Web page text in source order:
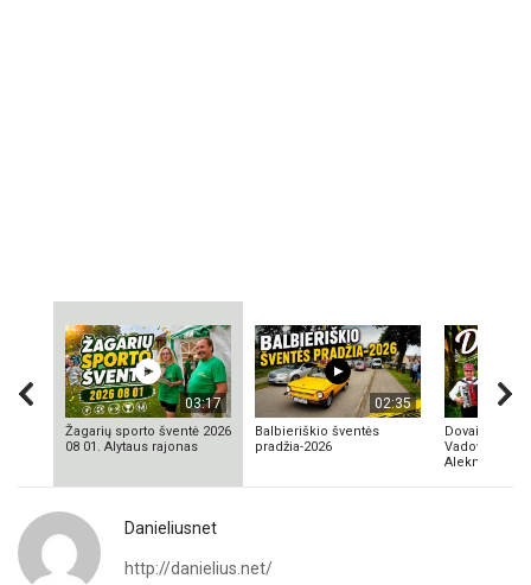
03:17
Žagarių sporto šventė 2026
08 01. Alytaus rajonas
02:35
Balbieriškio šventės
pradžia-2026
Dovainonių
Vadovas
Aleknavičius
Danieliusnet
http://danielius.net/